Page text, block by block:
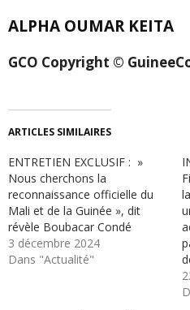
ALPHA OUMAR KEITA
GCO Copyright ©
ARTICLES SIMILAIRES
ENTRETIEN EXCLUSIF : »
Nous cherchons la
reconnaissance officielle du
Mali et de la Guinée », dit
révèle Boubacar Condé
3 décembre 2024
Dans "Actualité"